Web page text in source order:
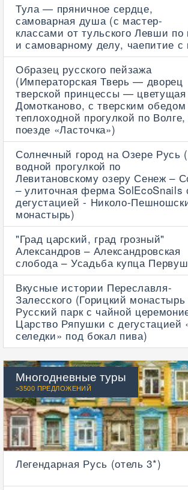
Тула — пряничное сердце,
самоварная душа (с мастер-
классами от тульского Левши по
и самоварному делу, чаепитие с
Образец русского пейзажа
(Императорская Тверь — дворец
тверской принцессы —
Домотканово, с тверским
теплоходной прогулкой по
поезде «Ласточка»)
Солнечный город на Озере Русь
водной прогулкой по
Левитановскому озеру Сенеж –
– улиточная ферма SolEcoSnails
дегустацией - Николо-
монастырь)
"Град царский, град грозный"
Александров – Александровская
слобода – Усадьба купца
Вкусные истории Переславля-
Залесского (Горицкий
Русский парк с чайной
Царство Ряпушки с дегустацией
селедки» под бокал пива)
Многодневные туры
>3500 ПРЕДЛОЖЕНИЙ
Легендарная Русь (отель 3*)